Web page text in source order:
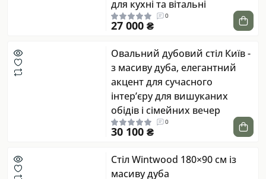
для кухні та вітальні
0
27 000 ₴
Овальний дубовий стіл Київ -
з масиву дуба, елегантний
акцент для сучасного
інтер’єру для вишуканих
обідів і сімейних вечер
0
30 100 ₴
Стіл Wintwood 180×90 см із
масиву дуба